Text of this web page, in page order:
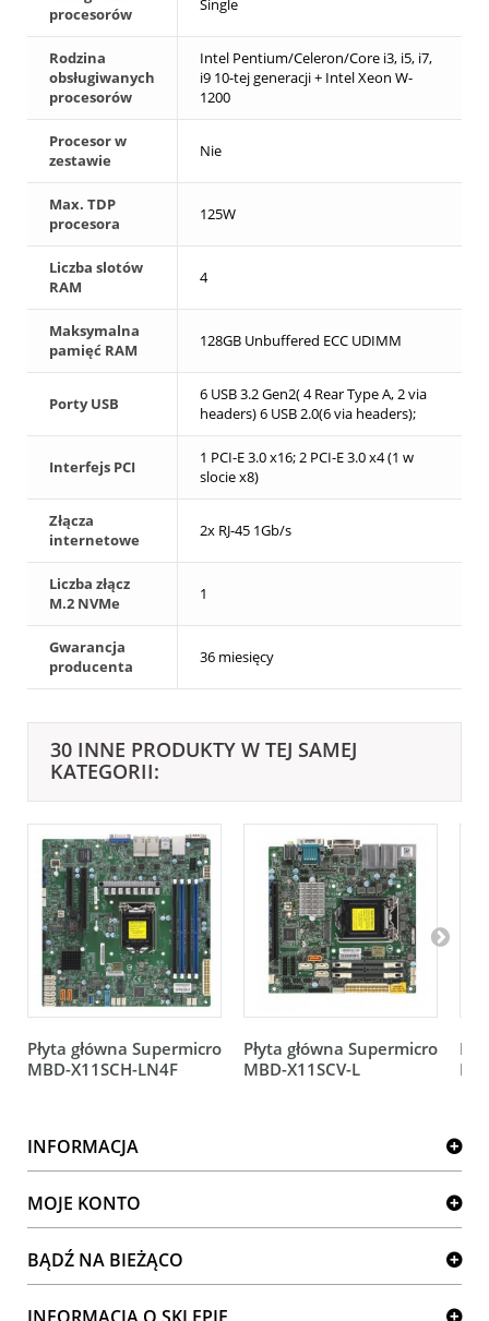
procesorów
Single
Rodzina
obsługiwanych
procesorów
Intel Pentium/Celeron/Core i3, i5, i7,
i9 10-tej generacji + Intel Xeon W-
1200
Procesor w
zestawie
Nie
Max. TDP
procesora
125W
Liczba slotów
RAM
4
Maksymalna
pamięć RAM
128GB Unbuffered ECC UDIMM
Porty USB
6 USB 3.2 Gen2( 4 Rear Type A, 2 via
headers) 6 USB 2.0(6 via headers);
Interfejs PCI
1 PCI-E 3.0 x16; 2 PCI-E 3.0 x4 (1 w
slocie x8)
Złącza
internetowe
2x RJ-45 1Gb/s
Liczba złącz
M.2 NVMe
1
Gwarancja
producenta
36 miesięcy
30 INNE PRODUKTY W TEJ SAMEJ
KATEGORII:
Płyta główna Supermicro
MBD-X11SCH-LN4F
Płyta główna Supermicro
MBD-X11SCV-L
INFORMACJA
MOJE KONTO
BĄDŹ NA BIEŻĄCO